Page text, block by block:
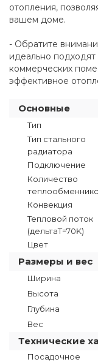
отопления,
вашем доме.
- Обратите
идеально
коммерческих
эффективное
Основные
Тип
Тип стального
радиатора
Подключение
Количество
Конвекция
Тепловой поток
(дельтаT=70K)
Цвет
Размеры и вес
Ширина
Высота
Глубина
Вес
Технические
Посадочное